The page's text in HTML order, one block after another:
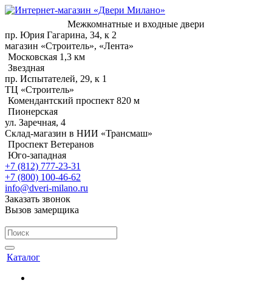
Межкомнатные и входные двери
пр. Юрия Гагарина, 34, к 2
магазин «Строитель», «Лента»
Московская 1,3 км
Звездная
пр. Испытателей, 29, к 1
ТЦ «Строитель»
Комендантский проспект 820 м
Пионерская
ул. Заречная, 4
Склад-магазин в НИИ «Трансмаш»
Проспект Ветеранов
Юго-западная
+7 (812) 777-23-31
+7 (800) 100-46-62
info@dveri-milano.ru
Заказать звонок
Вызов замерщика
Каталог